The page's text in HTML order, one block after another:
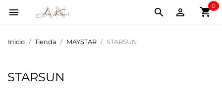
 shopping_cart
0


Inicio Tienda MAYSTAR STARSUN
STARSUN